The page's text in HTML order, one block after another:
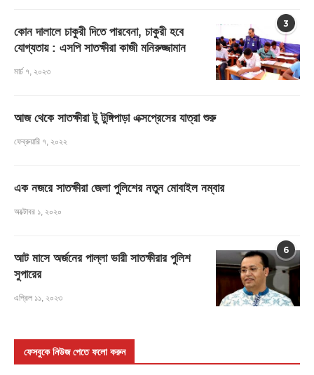
3
কোন দালালে চাকুরী দিতে পারবেনা, চাকুরী হবে
যোগ্যতায় : এসপি সাতক্ষীরা কাজী মনিরুজ্জামান
মার্চ ৭, ২০২৩
আজ থেকে সাতক্ষীরা টু টুঙ্গিপাড়া এক্সপ্রেসের যাত্রা শুরু
ফেব্রুয়ারি ৭, ২০২২
এক নজরে সাতক্ষীরা জেলা পুলিশের নতুন মোবাইল নম্বার
অক্টোবর ১, ২০২০
6
আট মাসে অর্জনের পাল্লা ভারী সাতক্ষীরার পুলিশ
সুপারের
এপ্রিল ১১, ২০২৩
ফেসবুকে নিউজ পেতে ফলো করুন